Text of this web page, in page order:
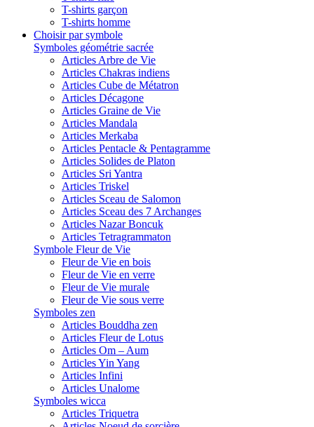
T-shirts garçon
T-shirts homme
Choisir par symbole
Symboles géométrie sacrée
Articles Arbre de Vie
Articles Chakras indiens
Articles Cube de Métatron
Articles Décagone
Articles Graine de Vie
Articles Mandala
Articles Merkaba
Articles Pentacle & Pentagramme
Articles Solides de Platon
Articles Sri Yantra
Articles Triskel
Articles Sceau de Salomon
Articles Sceau des 7 Archanges
Articles Nazar Boncuk
Articles Tetragrammaton
Symbole Fleur de Vie
Fleur de Vie en bois
Fleur de Vie en verre
Fleur de Vie murale
Fleur de Vie sous verre
Symboles zen
Articles Bouddha zen
Articles Fleur de Lotus
Articles Om – Aum
Articles Yin Yang
Articles Infini
Articles Unalome
Symboles wicca
Articles Triquetra